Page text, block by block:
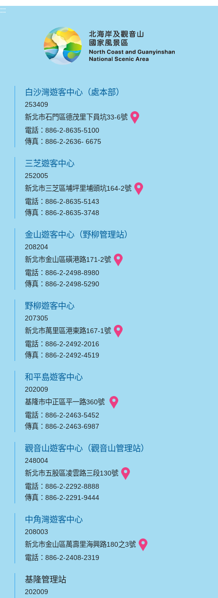
:::
白沙灣遊客中心（處本部）
253409
新北市石門區德茂里下員坑33-6號
電話：886-2-8635-5100
傳真：886-2-2636- 6675
三芝遊客中心
252005
新北市三芝區埔坪里埔頭坑164-2號
電話：886-2-8635-5143
傳真：886-2-8635-3748
金山遊客中心（野柳管理站）
208204
新北市金山區磺港路171-2號
電話：886-2-2498-8980
傳真：886-2-2498-5290
野柳遊客中心
207305
新北市萬里區港東路167-1號
電話：886-2-2492-2016
傳真：886-2-2492-4519
和平島遊客中心
202009
基隆市中正區平一路360號
電話：886-2-2463-5452
傳真：886-2-2463-6987
觀音山遊客中心（觀音山管理站）
248004
新北市五股區凌雲路三段130號
電話：886-2-2292-8888
傳真：886-2-2291-9444
中角灣遊客中心
208003
新北市金山區萬壽里海興路180之3號
電話：886-2-2408-2319
基隆管理站
202009